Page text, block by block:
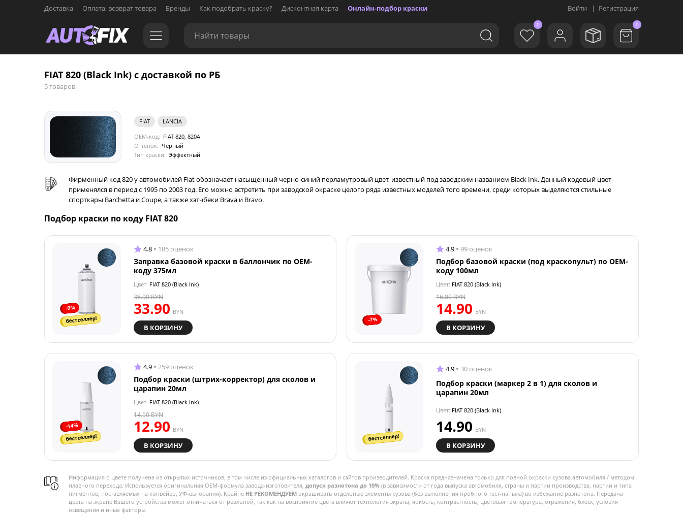
Доставка Оплата, возврат товара Бренды Как подобрать краску? Дисконтная карта Онлайн-подбор краски Войти | Регистрация
0 0
FIAT 820 (Black Ink) с доставкой по РБ
5 товаров
FIAT
LANCIA
OEM-код: FIAT 820, 820A
Оттенок: Черный
Тип краски: Эффектный
Фирменный код 820 у автомобилей Fiat обозначает насыщенный черно-синий перламутровый цвет, известный под заводским названием Black Ink. Данный кодовый цвет
применялся в период с 1995 по 2003 год. Его можно встретить при заводской окраске целого ряда известных моделей того времени, среди которых выделяются стильные
спорткары Barchetta и Coupe, а также хэтчбеки Brava и Bravo.
Подбор краски по коду FIAT 820
-9%
бестселлер!
4.8 185 оценок
Заправка базовой краски в баллончик по OEM-
коду 375мл
Цвет: FIAT 820 (Black Ink)
33.90 BYN
36.90BYN
В КОРЗИНУ
-7%
4.9 99 оценок
Подбор базовой краски (под краскопульт) по OEM-
коду 100мл
Цвет: FIAT 820 (Black Ink)
14.90 BYN
16.00BYN
В КОРЗИНУ
-14%
бестселлер!
4.9 259 оценок
Подбор краски (штрих-корректор) для сколов и
царапин 20мл
Цвет: FIAT 820 (Black Ink)
12.90 BYN
14.90BYN
В КОРЗИНУ
бестселлер!
4.9 30 оценок
Подбор краски (маркер 2 в 1) для сколов и
царапин 20мл
Цвет: FIAT 820 (Black Ink)
14.90 BYN
В КОРЗИНУ
Информация о цвете получена из открытых источников, в том числе из официальных каталогов и сайтов производителей. Краска предназначена только для полной окраски кузова автомобиля / методом
плавного перехода. Используется оригинальная OEM-формула завода-изготовителя, допуск разнотона до 10% (в зависимости от года выпуска автомобиля, страны и партии производства, партии и типа
пигментов, поставляемых на конвейер, УФ-выгорания). Крайне НЕ РЕКОМЕНДУЕМ окрашивать отдельные элементы кузова (без выполнения пробного тест-напыла) во избежание разнотона. Передача
цвета на экране Вашего устройства может отличаться от реальной, так как на восприятие цвета влияют технология экрана, яркость, контрастность, цветовая температура, отражения, блеск, условия
освещения и иные факторы.